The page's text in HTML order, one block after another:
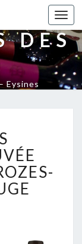
DES
Eysines